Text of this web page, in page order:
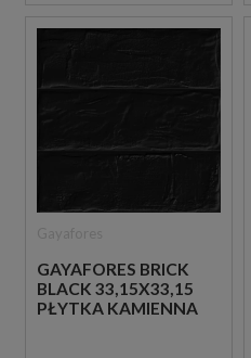
GAYAFORES BRICK
BLACK 33,15X33,15
PŁYTKA KAMIENNA